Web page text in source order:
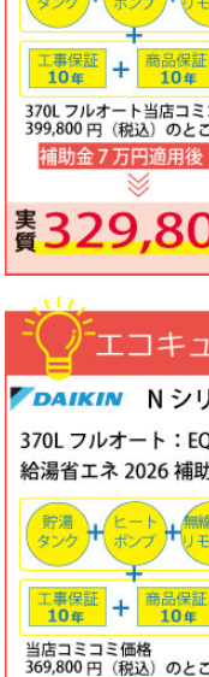
MSZ-GV2823-W・標準
99,800円！完売しました
2026年05月22日
お知ら
ノーリツ・リンナイ・パ
2026年05月18日
目玉商
ノーリツビルトインコ
なら「ロティプレートS
79,800円！数量限定のた
2026年05月15日
目玉商
パロマ屋外式エコジョー
FH-E2011SAWL(K)マル
（処分込）10年商品・工